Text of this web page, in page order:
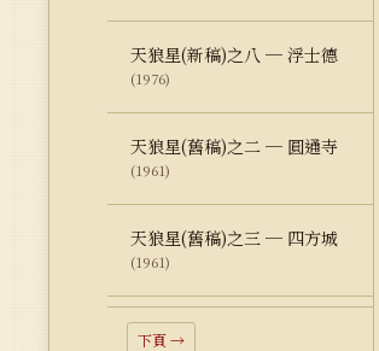
天狼星(新稿)之八 ─ 浮士德
(1976)
天狼星(舊稿)之二 ─ 圓通寺
(1961)
天狼星(舊稿)之三 ─ 四方城
(1961)
下頁 →